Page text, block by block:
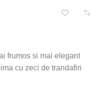
frumos si mai elegant
cu zeci de trandafiri